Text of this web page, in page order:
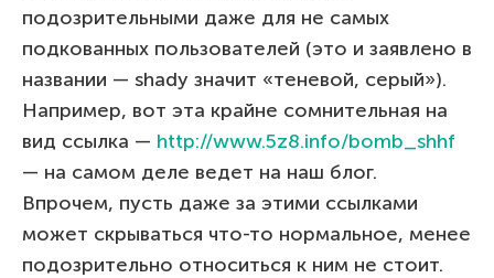
подозрительными даже для не самых
подкованных пользователей (это и заявлено в
названии — shady значит «теневой, серый»).
Например, вот эта крайне сомнительная на
вид ссылка — http://www.5z8.info/bomb_shhf
— на самом деле ведет на наш блог.
Впрочем, пусть даже за этими ссылками
может скрываться что-то нормальное, менее
подозрительно относиться к ним не стоит.